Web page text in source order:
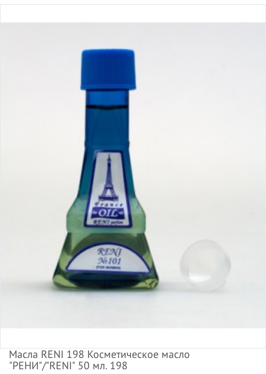
Масла RENI 198 Косметическое масло
"РЕНИ"/"RENI" 50 мл. 198